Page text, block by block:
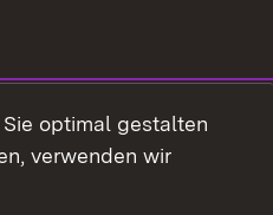
optimal gestalten
verwenden wir